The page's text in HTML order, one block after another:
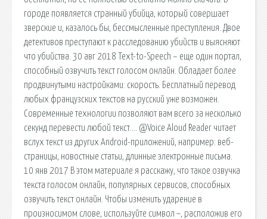
городе появляется странный убийца, который совершает
зверские и, казалось бы, бессмысленные преступления. Двое
детективов преступают к расследованию убийств и выясняют
что убийства. 30 авг 2018 Text-to-Speech – еще один портал,
способный озвучить текст голосом онлайн. Обладает более
продвинутыми настройками: скорость. Бесплатный перевод
любых французских текстов на русский уже возможен.
Современные технологии позволяют вам всего за несколько
секунд перевести любой текст…. @Voice Aloud Reader читает
вслух текст из других Android-приложений, например: веб-
страницы, новостные статьи, длинные электронные письма.
10 янв 2017 В этом материале я расскажу, что такое озвучка
текста голосом онлайн, популярных сервисов, способных
озвучить текст онлайн. Чтобы изменить ударение в
произносимом слове, используйте символ ~, расположив его